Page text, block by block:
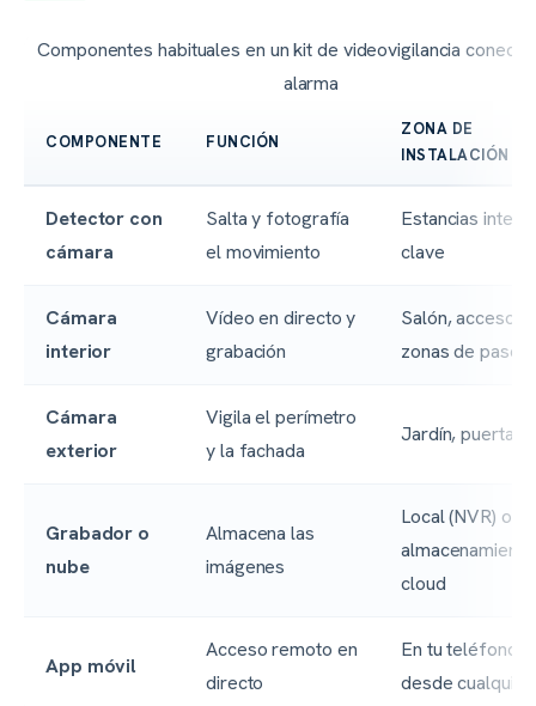
Componentes habituales en un kit de videovigilancia
alarma
COMPONENTE FUNCIÓN
ZONA DE
INSTALACIÓN
Detector con
cámara
Salta y fotografía
el movimiento
Estancias
clave
Cámara
interior
Vídeo en directo y
grabación
Salón, accesos,
zonas de paso
Cámara
exterior
Vigila el perímetro
y la fachada
Jardín, puerta,
Grabador o
nube
Almacena las
imágenes
Local (NVR) o
almacenamiento
cloud
App móvil
Acceso remoto en
directo
En tu teléfono,
desde